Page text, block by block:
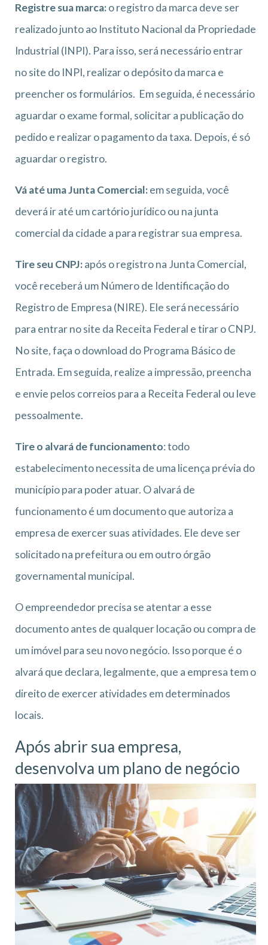
Registre sua marca:o registro da marca deve ser
realizado junto ao Instituto Nacional da Propriedade
Industrial (INPI). Para isso, será necessário entrar
no site do INPI, realizar o depósito da marca e
preencher os formulários. Em seguida, é necessário
aguardar o exame formal, solicitar a publicação do
pedido e realizar o pagamento da taxa. Depois, é só
aguardar o registro.
Vá até uma Junta Comercial:em seguida, você
deverá ir até um cartório jurídico ou na junta
comercial da cidade a para registrar sua empresa.
Tire seu CNPJ:após o registro na Junta Comercial,
você receberá um Número de Identificação do
Registro de Empresa (NIRE). Ele será necessário
para entrar no site da Receita Federal e tirar o CNPJ.
No site, faça o download do Programa Básico de
Entrada. Em seguida, realize a impressão, preencha
e envie pelos correios para a Receita Federal ou leve
pessoalmente.
Tire o alvará de funcionamento: todo
estabelecimento necessita de uma licença prévia do
município para poder atuar. O alvará de
funcionamento é um documento que autoriza a
empresa de exercer suas atividades. Ele deve ser
solicitado na prefeitura ou em outro órgão
governamental municipal.
O empreendedor precisa se atentar a esse
documento antes de qualquer locação ou compra de
um imóvel para seu novo negócio. Isso porque é o
alvará que declara, legalmente, que a empresa tem o
direito de exercer atividades em determinados
locais.
Após abrir sua empresa,
desenvolva um plano de negócio